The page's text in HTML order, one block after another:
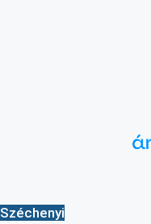
Széchenyi